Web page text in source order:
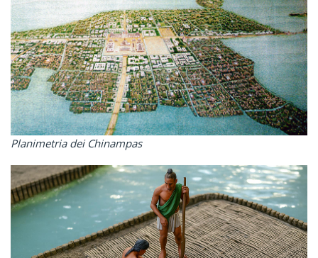
Planimetria dei Chinampas